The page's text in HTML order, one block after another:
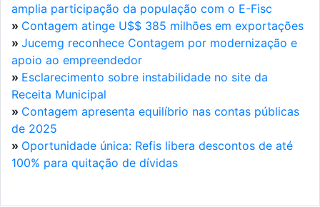
amplia participação da população com o E-Fisc
» Contagem atinge U$$ 385 milhões em exportações
» Jucemg reconhece Contagem por modernização e
apoio ao empreendedor
» Esclarecimento sobre instabilidade no site da
Receita Municipal
» Contagem apresenta equilíbrio nas contas públicas
de 2025
» Oportunidade única: Refis libera descontos de até
100% para quitação de dívidas